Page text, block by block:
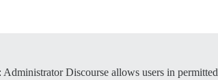
Administrator Discourse allows users in permitted